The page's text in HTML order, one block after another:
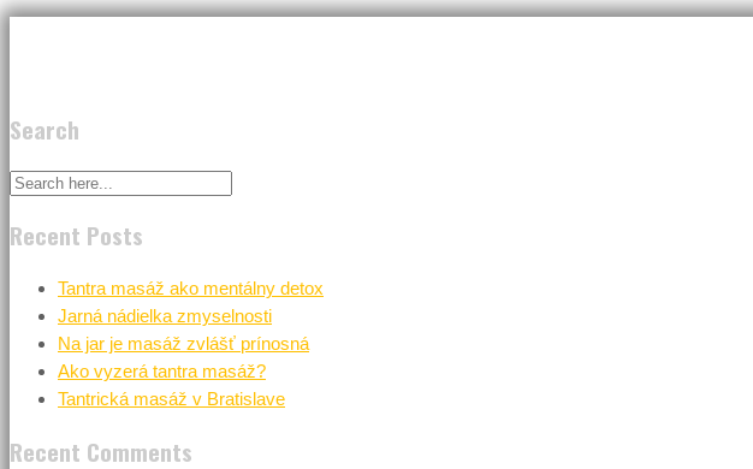
Search
Recent Posts
Tantra masáž ako mentálny detox
Jarná nádielka zmyselnosti
Na jar je masáž zvlášť prínosná
Ako vyzerá tantra masáž?
Tantrická masáž v Bratislave
Recent Comments